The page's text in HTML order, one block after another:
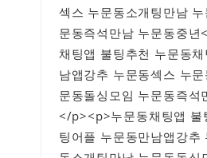
섹스 누문동소개팅만남
문동즉석만남 누문동중
채팅앱 불팅추천 누문동
남앱강추 누문동섹스 누
문동돌싱모임 누문동즉석
</p><p>누문동채팅앱 불
팅어플 누문동만남앱강추